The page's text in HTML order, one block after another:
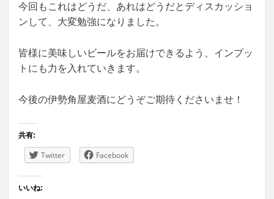
今回もこれはどうだ、あれはどうだとディスカッショ
ンして、大変勉強になりました。
皆様に美味しいビールをお届けできるよう、インプッ
トにも力を入れていきます。
今後の伊勢角屋麦酒にどうぞご期待くださいませ！
共有:
Twitter Facebook
いいね: